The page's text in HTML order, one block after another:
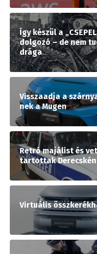
Így készül a
dolgozó – de nem
drága
Visszaadja a
nek a Mugen
Retró majálist és
tartottak Derecskén
Virtuális